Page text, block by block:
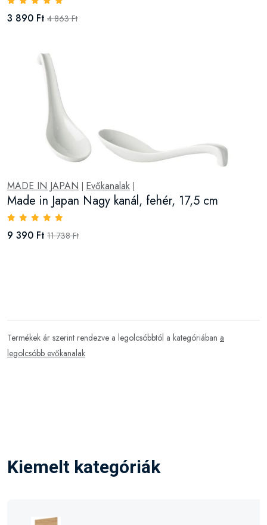
3 890 Ft 4 863 Ft
MADE IN JAPAN Evőkanalak
Made in Japan Nagy kanál, fehér, 17,5 cm
9 390 Ft 11 738 Ft
Termékek ár szerint rendezve a legolcsóbbtól a kategóriában a
legolcsóbb evőkanalak
Kiemelt kategóriák